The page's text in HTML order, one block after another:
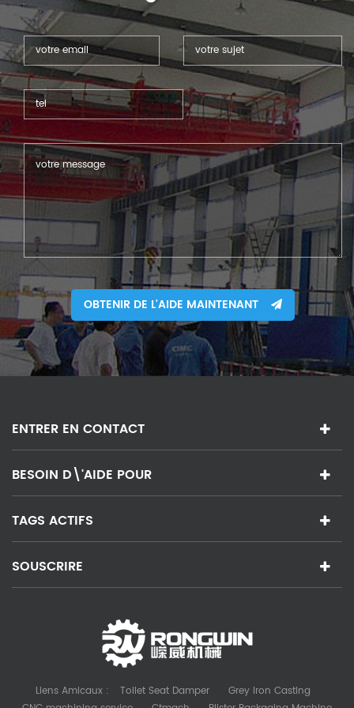
sur notre machine,
également un refroidisseur
d’air pouvant également
être une pièce optionnelle
pour le client qui se trouve
dans un endroit à climat
chaud.
OBTENIR DE L'AIDE MAINTENANT
ENTRER EN CONTACT
BESOIN D\'AIDE POUR
TAGS ACTIFS
SOUSCRIRE
Liens Amicaux : Toilet Seat Damper
Grey Iron Casting